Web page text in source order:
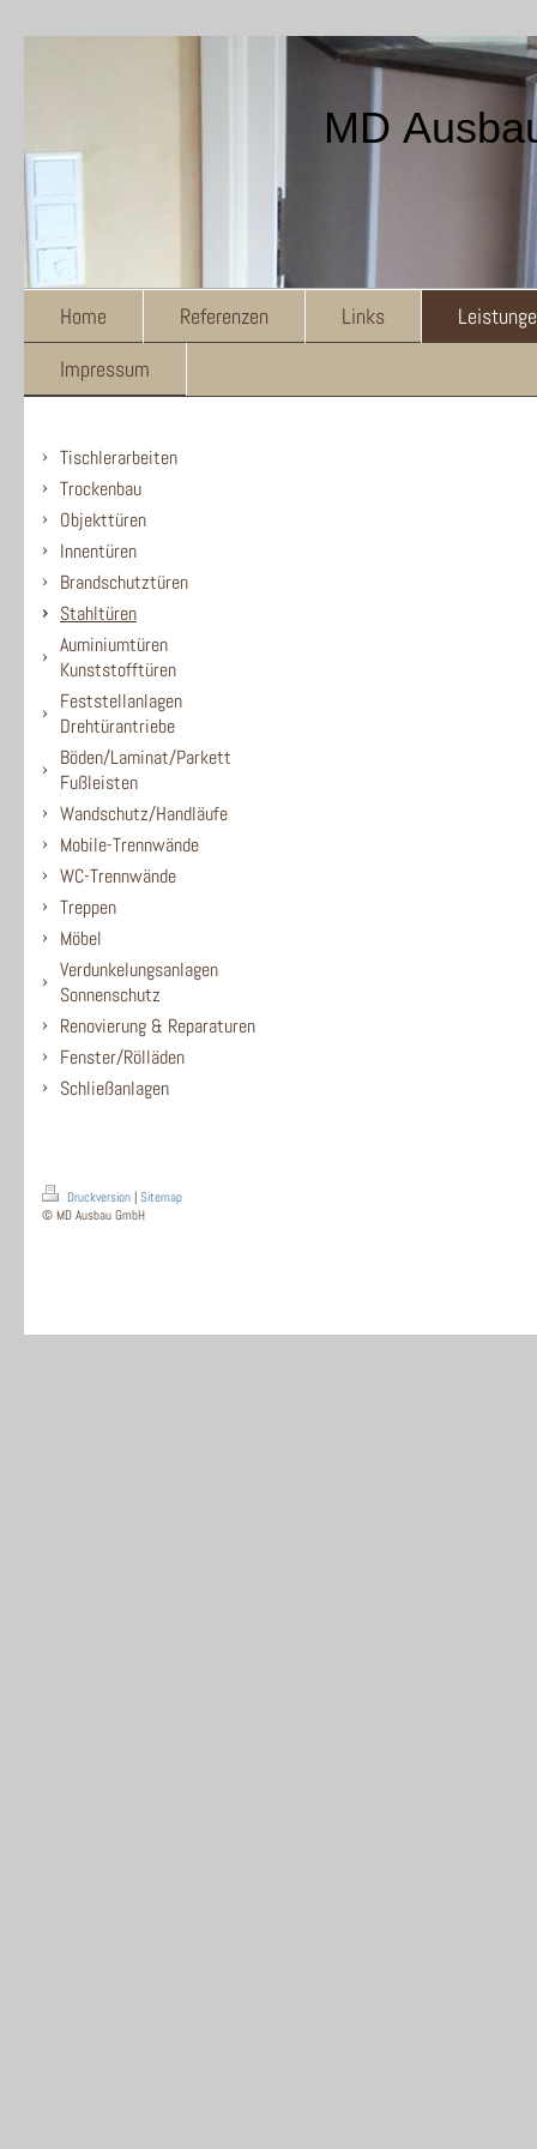
MD
Home Referenzen Links
Impressum
Tischlerarbeiten
Trockenbau
Objekttüren
Innentüren
Brandschutztüren
Stahltüren
Auminiumtüren
Kunststofftüren
Feststellanlagen
Drehtürantriebe
Böden/Laminat/Parkett
Fußleisten
Wandschutz/Handläufe
Mobile-Trennwände
WC-Trennwände
Treppen
Möbel
Verdunkelungsanlagen
Sonnenschutz
Renovierung & Reparaturen
Fenster/Rölläden
Schließanlagen
Druckversion | Sitemap
© MD Ausbau GmbH